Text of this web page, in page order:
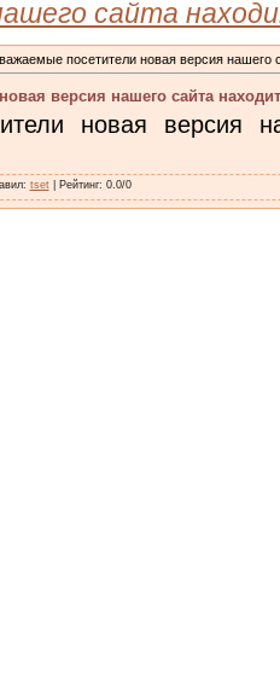
сайта
посетители новая версия нашего
версия нашего сайта
новая версия
: tset Рейтинг: 0.0/0